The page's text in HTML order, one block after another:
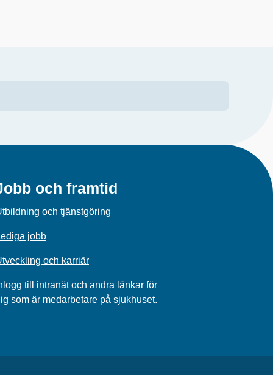
och framtid
och tjänstgöring
jobb
och karriär
till intranät och andra länkar för
som är medarbetare på sjukhuset.